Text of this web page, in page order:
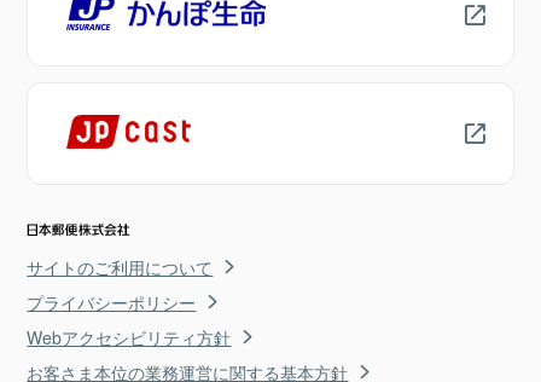
サイトのご利用について
プライバシーポリシー
Webアクセシビリティ方針
お客さま本位の業務運営に関する基本方針